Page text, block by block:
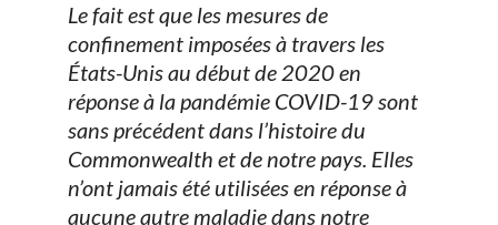
Le fait est que les mesures de
confinement imposées à travers les
États-Unis au début de 2020 en
réponse à la pandémie COVID-19 sont
sans précédent dans l’histoire du
Commonwealth et de notre pays. Elles
n’ont jamais été utilisées en réponse à
aucune autre maladie dans notre